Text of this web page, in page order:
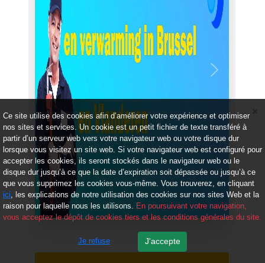
Précédent Suivant
Ce site utilise des cookies afin d’améliorer votre expérience et optimiser
nos sites et services. Un cookie est un petit fichier de texte transféré à
partir d’un serveur web vers votre navigateur web ou votre disque dur
lorsque vous visitez un site web. Si votre navigateur web est configuré pour
accepter les cookies, ils seront stockés dans le navigateur web ou le
disque dur jusqu’à ce que la date d’expiration soit dépassée ou jusqu’à ce
que vous supprimez les cookies vous-même. Vous trouverez, en cliquant
ici, les explications de notre utilisation des cookies sur nos sites Web et la
raison pour laquelle nous les utilisons. En poursuivant votre navigation,
vous acceptez le dépôt de cookies tiers et les conditions générales du site.
Je refuse J'accepte